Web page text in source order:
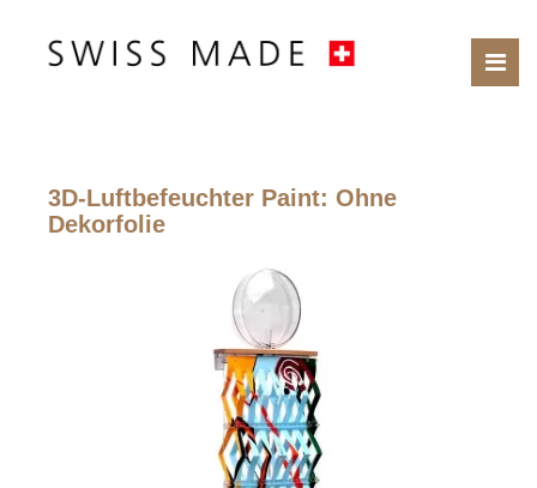
3D-Luftbefeuchter Paint: Ohne
Dekorfolie